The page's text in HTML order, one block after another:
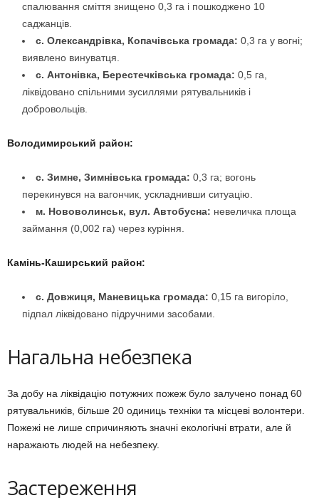
спалювання сміття знищено 0,3 га і пошкоджено 10
саджанців.
с. Олександрівка, Копачівська громада: 0,3 га у вогні;
виявлено винуватця.
с. Антонівка, Берестечківська громада: 0,5 га,
ліквідовано спільними зусиллями рятувальників і
добровольців.
Володимирський район:
с. Зимне, Зимнівська громада: 0,3 га; вогонь
перекинувся на вагончик, ускладнивши ситуацію.
м. Нововолинськ, вул. Автобусна: невеличка площа
займання (0,002 га) через куріння.
Камінь-Каширський район:
с. Довжиця, Маневицька громада: 0,15 га вигоріло,
підпал ліквідовано підручними засобами.
Нагальна небезпека
За добу на ліквідацію потужних пожеж було залучено понад 60
рятувальників, більше 20 одиниць техніки та місцеві волонтери.
Пожежі не лише спричиняють значні екологічні втрати, але й
наражають людей на небезпеку.
Застереження